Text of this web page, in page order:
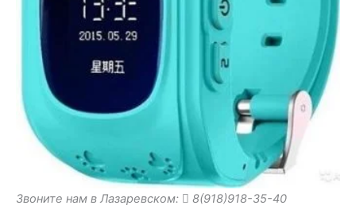
Звоните нам в Лазаревском: 8(918)918-35-40